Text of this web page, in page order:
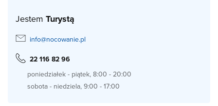
Jestem Turystą
info@nocowanie.pl
22 116 82 96
poniedziałek - piątek, 8:00 - 20:00
sobota - niedziela, 9:00 - 17:00